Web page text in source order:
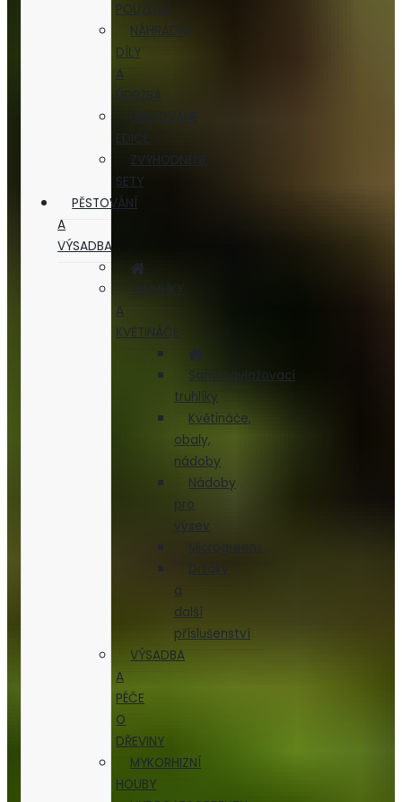
POUZDRA
NÁHRADNÍ
DÍLY
A
ÚDRŽBA
LIMITOVANÉ
EDICE
ZVÝHODNĚNÉ
SETY
PĚSTOVÁNÍ
A
VÝSADBA
TRUHLÍKY
A
KVĚTINÁČE
Samozavlažovací
truhlíky
Květináče,
obaly,
nádoby
Nádoby
pro
výsev
Microgreens
Držáky
a
další
příslušenství
VÝSADBA
A
PÉČE
O
DŘEVINY
MYKORHIZNÍ
HOUBY